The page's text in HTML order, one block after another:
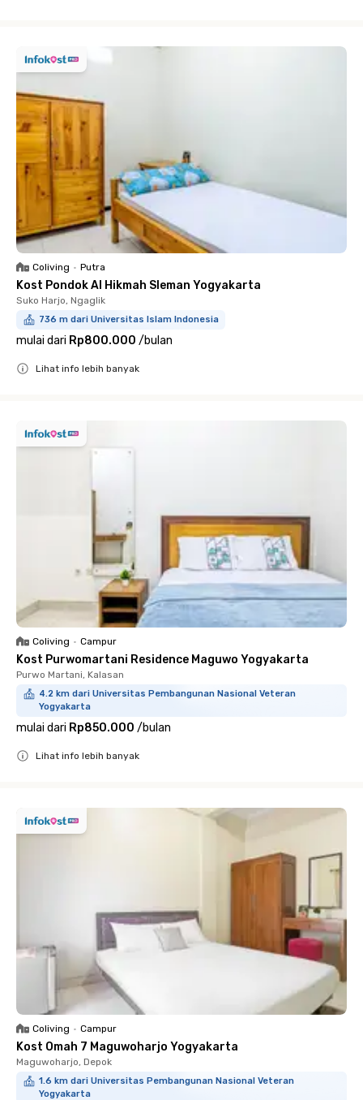
Coliving • Putra
Kost Pondok Al Hikmah Sleman Yogyakarta
Suko Harjo, Ngaglik
736 m dari Universitas Islam Indonesia
mulai dari Rp800.000 /bulan
Lihat info lebih banyak
Coliving • Campur
Kost Purwomartani Residence Maguwo Yogyakarta
Purwo Martani, Kalasan
4.2 km dari Universitas Pembangunan Nasional Veteran
Yogyakarta
mulai dari Rp850.000 /bulan
Lihat info lebih banyak
Coliving • Campur
Kost Omah 7 Maguwoharjo Yogyakarta
Maguwoharjo, Depok
1.6 km dari Universitas Pembangunan Nasional Veteran
Yogyakarta